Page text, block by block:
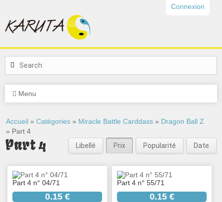
Connexion
Menu
Accueil » Catégories » Miracle Battle Carddass » Dragon Ball Z
» Part 4
Libellé
Prix Popularité Date
Part 4
Part 4 n° 04/71
0.15 €
Part 4 n° 55/71
0.15 €